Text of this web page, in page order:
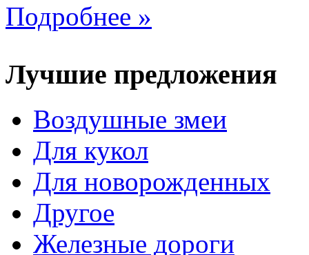
Подробнее »
Лучшие предложения
Воздушные змеи
Для кукол
Для новорожденных
Другое
Железные дороги